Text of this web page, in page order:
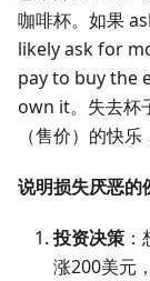
咖啡杯。如果
likely ask for
pay to buy the
own it。失去杯
（售价）的快
说明损失厌恶的
投资决策
涨200美元